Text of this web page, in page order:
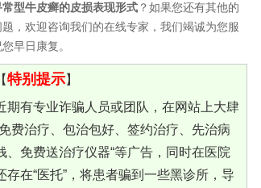
常型牛皮癣的皮损表现形式 ？如果您还有其他的
，欢迎咨询我们的在线专家，我们竭诚为您服
早日康复。
【特别提示】
期有专业诈骗人员或团队，在网站上大肆
费治疗、包治包好、签约治疗、先治病
、免费送治疗仪器“等广告，同时在医院
存在“医托”，将患者骗到一些黑诊所，导